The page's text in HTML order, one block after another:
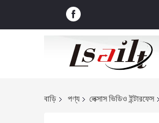
বাড়ি পণ্য লেক্সাস ভিডিও ইন্টারফেস